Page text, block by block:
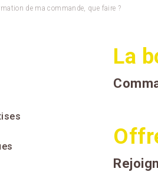
de ma commande, que faire ?
La